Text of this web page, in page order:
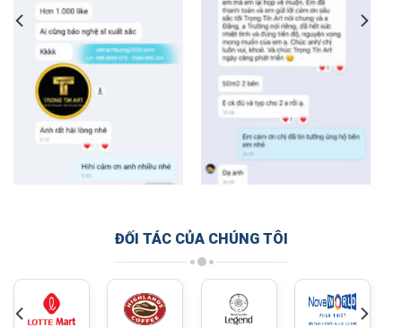
ĐỐI TÁC CỦA CHÚNG TÔI